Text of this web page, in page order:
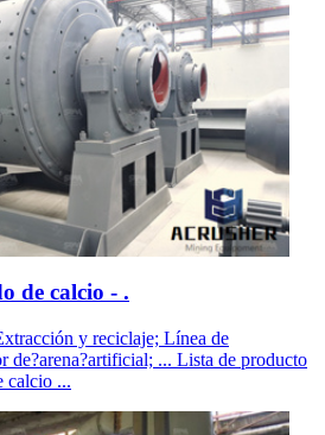
de calcio - .
y reciclaje; Línea de
de?arena?artificial; ... Lista de producto
calcio ...